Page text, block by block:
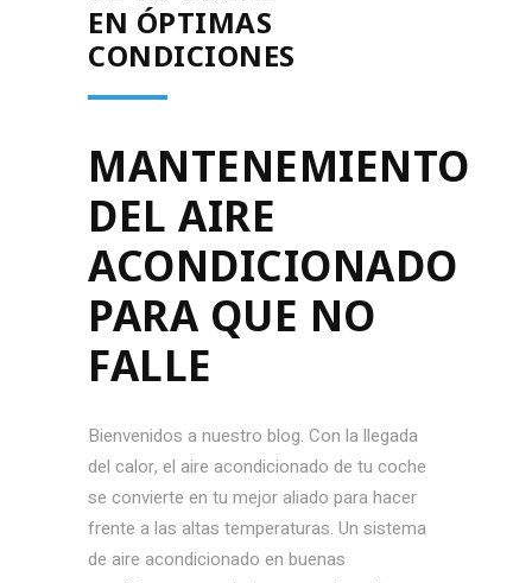
EN ÓPTIMAS
CONDICIONES
MANTENEMIENTO
DEL AIRE
ACONDICIONADO
PARA QUE NO
FALLE
Bienvenidos a nuestro blog. Con la llegada
del calor, el aire acondicionado de tu coche
se convierte en tu mejor aliado para hacer
frente a las altas temperaturas. Un sistema
de aire acondicionado en buenas